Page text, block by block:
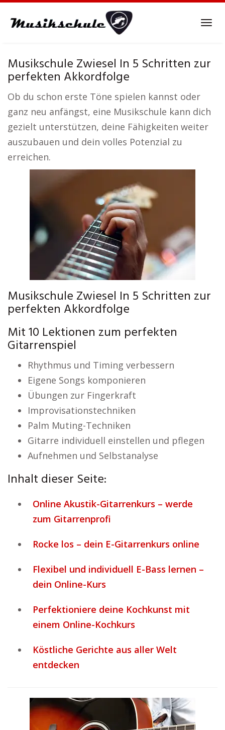
Musikschule Zwiesel In 5 Schritten zur
perfekten Akkordfolge
Ob du schon erste Töne spielen kannst oder
ganz neu anfängst, eine Musikschule kann dich
gezielt unterstützen, deine Fähigkeiten weiter
auszubauen und dein volles Potenzial zu
erreichen.
Musikschule Zwiesel In 5 Schritten zur
perfekten Akkordfolge
Mit 10 Lektionen zum perfekten
Gitarrenspiel
Rhythmus und Timing verbessern
Eigene Songs komponieren
Übungen zur Fingerkraft
Improvisationstechniken
Palm Muting-Techniken
Gitarre individuell einstellen und pflegen
Aufnehmen und Selbstanalyse
Inhalt dieser Seite:
Online Akustik-Gitarrenkurs – werde
zum Gitarrenprofi
Rocke los – dein E-Gitarrenkurs online
Flexibel und individuell E-Bass lernen –
dein Online-Kurs
Perfektioniere deine Kochkunst mit
einem Online-Kochkurs
Köstliche Gerichte aus aller Welt
entdecken